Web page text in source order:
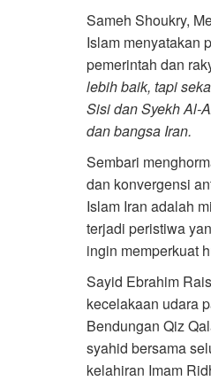
Sameh Shoukry,
Islam menyatakan
pemerintah dan
lebih baik, tapi
Sisi dan Syekh Al-
dan bangsa Iran.
Sembari
dan konvergensi
Islam Iran adalah
terjadi peristiwa
ingin memperkuat
Sayid Ebrahim
kecelakaan udara
Bendungan Qiz
syahid bersama
kelahiran Imam